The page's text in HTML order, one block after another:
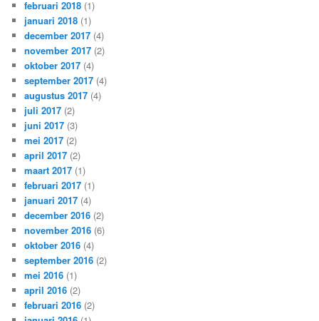
februari 2018 (1)
januari 2018 (1)
december 2017 (4)
november 2017 (2)
oktober 2017 (4)
september 2017 (4)
augustus 2017 (4)
juli 2017 (2)
juni 2017 (3)
mei 2017 (2)
april 2017 (2)
maart 2017 (1)
februari 2017 (1)
januari 2017 (4)
december 2016 (2)
november 2016 (6)
oktober 2016 (4)
september 2016 (2)
mei 2016 (1)
april 2016 (2)
februari 2016 (2)